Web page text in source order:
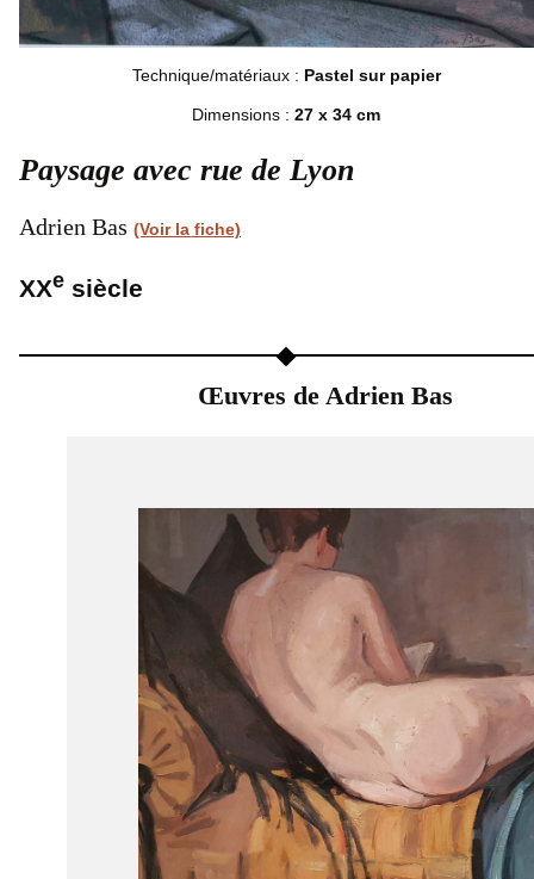
Technique/matériaux : Pastel sur papier
Dimensions : 27 x 34 cm
Paysage avec rue de Lyon
Adrien Bas (Voir la fiche)
XXe siècle
Œuvres de Adrien Bas